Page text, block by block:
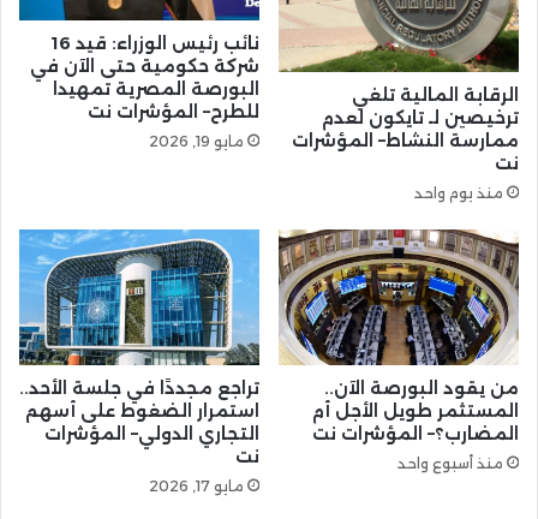
الرقابة المالية تلغي
ترخيصين لـ تايكون لعدم
ممارسة النشاط– المؤشرات
نت
منذ يوم واحد
نائب رئيس الوزراء: قيد 16
شركة حكومية حتى الآن في
البورصة المصرية تمهيدا
للطرح– المؤشرات نت
مايو 19, 2026
من يقود البورصة الآن..
المستثمر طويل الأجل أم
المضارب؟– المؤشرات نت
منذ أسبوع واحد
تراجع مجددًا في جلسة الأحد..
استمرار الضغوط على أسهم
التجاري الدولي– المؤشرات
نت
مايو 17, 2026